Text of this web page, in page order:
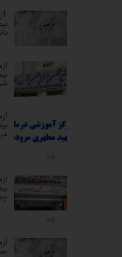
۰۵
۰۵